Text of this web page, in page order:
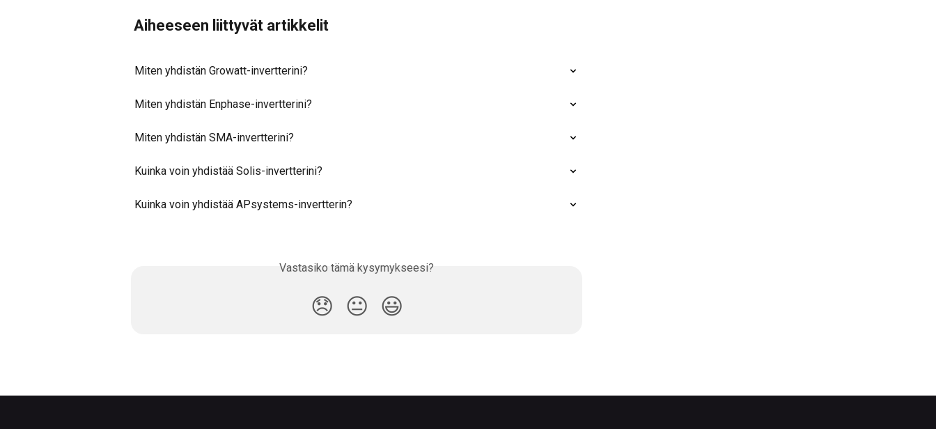
Aiheeseen liittyvät artikkelit
Miten yhdistän Growatt-invertterini?
Miten yhdistän Enphase-invertterini?
Miten yhdistän SMA-invertterini?
Kuinka voin yhdistää Solis-invertterini?
Kuinka voin yhdistää APsystems-invertterin?
Vastasiko tämä kysymykseesi?
😞 😐 😃